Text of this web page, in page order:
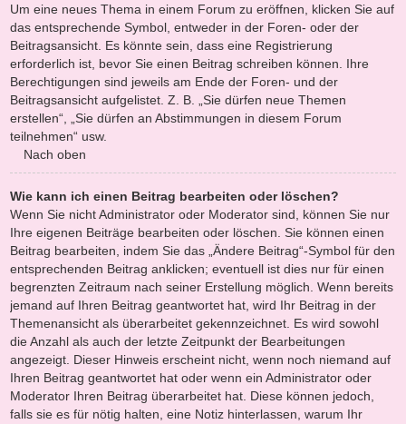
Um eine neues Thema in einem Forum zu eröffnen, klicken Sie auf
das entsprechende Symbol, entweder in der Foren- oder der
Beitragsansicht. Es könnte sein, dass eine Registrierung
erforderlich ist, bevor Sie einen Beitrag schreiben können. Ihre
Berechtigungen sind jeweils am Ende der Foren- und der
Beitragsansicht aufgelistet. Z. B. „Sie dürfen neue Themen
erstellen“, „Sie dürfen an Abstimmungen in diesem Forum
teilnehmen“ usw.
Nach oben
Wie kann ich einen Beitrag bearbeiten oder löschen?
Wenn Sie nicht Administrator oder Moderator sind, können Sie nur
Ihre eigenen Beiträge bearbeiten oder löschen. Sie können einen
Beitrag bearbeiten, indem Sie das „Ändere Beitrag“-Symbol für den
entsprechenden Beitrag anklicken; eventuell ist dies nur für einen
begrenzten Zeitraum nach seiner Erstellung möglich. Wenn bereits
jemand auf Ihren Beitrag geantwortet hat, wird Ihr Beitrag in der
Themenansicht als überarbeitet gekennzeichnet. Es wird sowohl
die Anzahl als auch der letzte Zeitpunkt der Bearbeitungen
angezeigt. Dieser Hinweis erscheint nicht, wenn noch niemand auf
Ihren Beitrag geantwortet hat oder wenn ein Administrator oder
Moderator Ihren Beitrag überarbeitet hat. Diese können jedoch,
falls sie es für nötig halten, eine Notiz hinterlassen, warum Ihr